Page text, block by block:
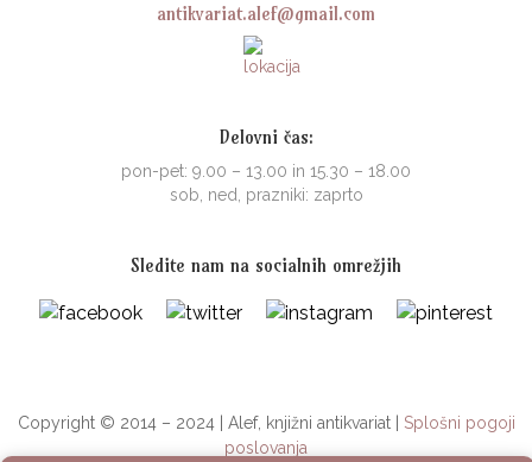
antikvariat.alef@gmail.com
Delovni čas:
pon-pet: 9.00 – 13.00 in 15.30 – 18.00
sob, ned, prazniki: zaprto
Sledite nam na socialnih omrežjih
Copyright © 2014 – 2024 | Alef, knjižni antikvariat | Splošni pogoji
poslovanja